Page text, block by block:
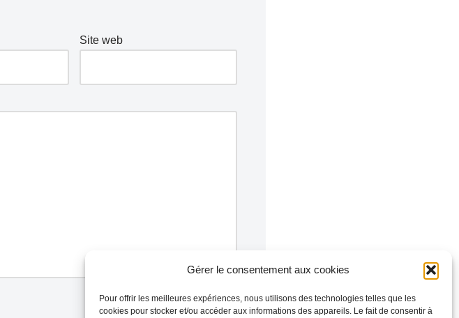
Gérer le consentement aux cookies
Pour offrir les meilleures expériences, nous utilisons des technologies telles que les
cookies pour stocker et/ou accéder aux informations des appareils. Le fait de consentir à
Site web